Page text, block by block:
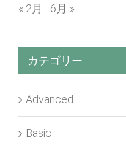
« 2月
6月 »
カテゴリー
Advanced
Basic